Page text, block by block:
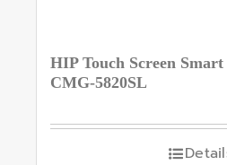
HIP Touch Screen
CMG-5820SL